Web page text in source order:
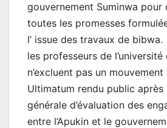
gouvernement Suminwa pour
toutes les promesses
l’ issue des travaux de
les professeurs de
n’excluent pas un
Ultimatum rendu public après
générale d’évaluation des
entre l’Apukin et le